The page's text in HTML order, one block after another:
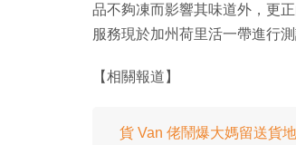
品不夠凍而影響其味道外，更
服務現於加州荷里活一帶進行
【相關報道】
貨 Van 佬鬧爆大媽留送貨